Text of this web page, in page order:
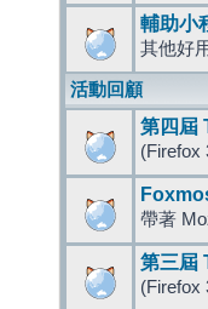
輔助小
其他好
活動回顧
第四屆
(Firefox
帶著
第三屆
(Firefox